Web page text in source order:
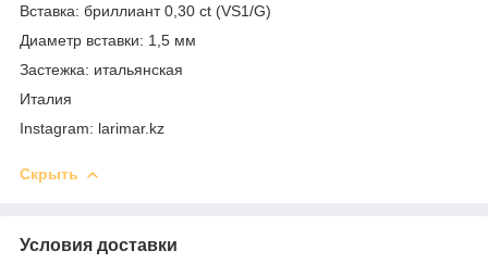
Вставка: бриллиант 0,30 ct (VS1/G)
Диаметр вставки: 1,5 мм
Застежка: итальянская
Италия
Instagram: larimar.kz
Скрыть
Условия доставки